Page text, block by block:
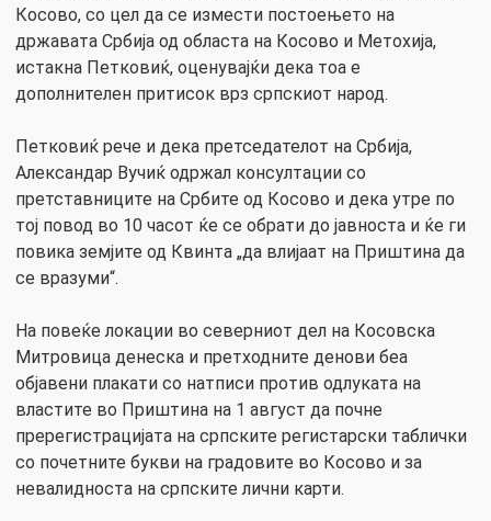
Косово, со цел да се измести постоењето на
државата Србија од областа на Косово и Метохија,
истакна Петковиќ, оценувајќи дека тоа е
дополнителен притисок врз српскиот народ.
Петковиќ рече и дека претседателот на Србија,
Александар Вучиќ одржал консултации со
претставниците на Србите од Косово и дека утре по
тој повод во 10 часот ќе се обрати до јавноста и ќе ги
повика земјите од Квинта „да влијаат на Приштина да
се вразуми“.
На повеќе локации во северниот дел на Косовска
Митровица денеска и претходните денови беа
објавени плакати со натписи против одлуката на
властите во Приштина на 1 август да почне
пререгистрацијата на српските регистарски таблички
со почетните букви на градовите во Косово и за
невалидноста на српските лични карти.